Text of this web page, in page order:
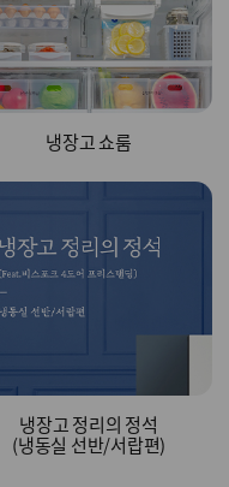
냉장고 쇼룸
냉장고 정리의 정석
(냉동실 선반/서랍편)